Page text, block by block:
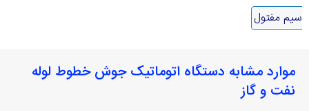
سیم مفتول
موارد مشابه دستگاه اتوماتیک جوش خطوط لوله
نفت و گاز